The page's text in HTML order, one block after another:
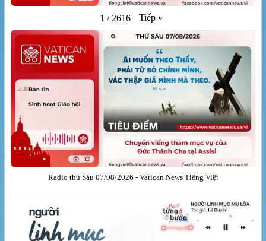
1 / 2616 Tiếp »
Radio thứ Sáu 07/08/2026 - Vatican News Tiếng Việt